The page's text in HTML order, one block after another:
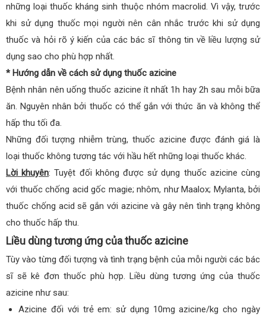
những loại thuốc kháng sinh thuộc nhóm macrolid. Vì vậy, trước
khi sử dụng thuốc mọi người nên cân nhắc trước khi sử dụng
thuốc và hỏi rõ ý kiến của các bác sĩ thông tin về liều lượng sử
dụng sao cho phù hợp nhất.
* Hướng dẫn về cách sử dụng thuốc azicine
Bệnh nhân nên uống thuốc azicine ít nhất 1h hay 2h sau mỗi bữa
ăn. Nguyên nhân bởi thuốc có thể gắn với thức ăn và không thể
hấp thu tối đa.
Những đối tượng nhiễm trùng, thuốc azicine được đánh giá là
loại thuốc không tương tác với hầu hết những loại thuốc khác.
Lời khuyên: Tuyệt đối không được sử dụng thuốc azicine cùng
với thuốc chống acid gốc magie; nhôm, như Maalox; Mylanta, bởi
thuốc chống acid sẽ gắn với azicine và gây nên tình trạng không
cho thuốc hấp thu.
Liều dùng tương ứng của thuốc azicine
Tùy vào từng đối tượng và tình trạng bệnh của mỗi người các bác
sĩ sẽ kê đơn thuốc phù hợp. Liều dùng tương ứng của thuốc
azicine như sau:
Azicine đối với trẻ em: sử dụng 10mg azicine/kg cho ngày